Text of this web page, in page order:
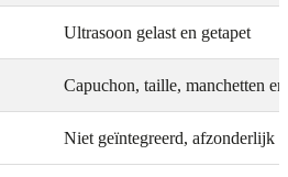
Ultrasoon gelast en getapet
Capuchon, taille, manchetten
Niet geïntegreerd, afzonderlijk